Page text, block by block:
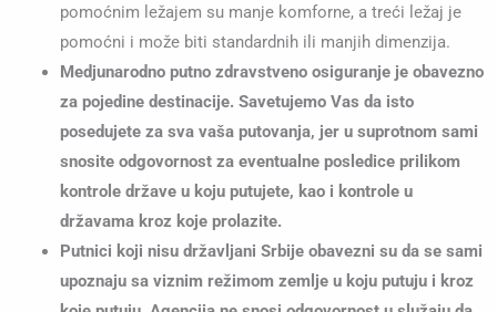
pomoćnim ležajem su manje komforne, a treći ležaj je
pomoćni i može biti standardnih ili manjih dimenzija.
Medjunarodno putno zdravstveno osiguranje je obavezno
za pojedine destinacije. Savetujemo Vas da isto
posedujete za sva vaša putovanja, jer u suprotnom sami
snosite odgovornost za eventualne posledice prilikom
kontrole države u koju putujete, kao i kontrole u
državama kroz koje prolazite.
Putnici koji nisu državljani Srbije obavezni su da se sami
upoznaju sa viznim režimom zemlje u koju putuju i kroz